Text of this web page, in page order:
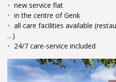
new service flat
in the centre of Genk
all care facilities available
…)
24/7 care-service included